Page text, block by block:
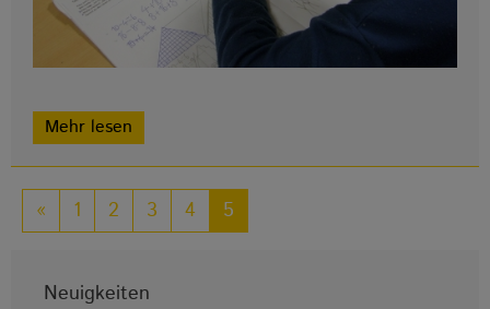
Mehr lesen
« 1 2 3 4 5
Neuigkeiten